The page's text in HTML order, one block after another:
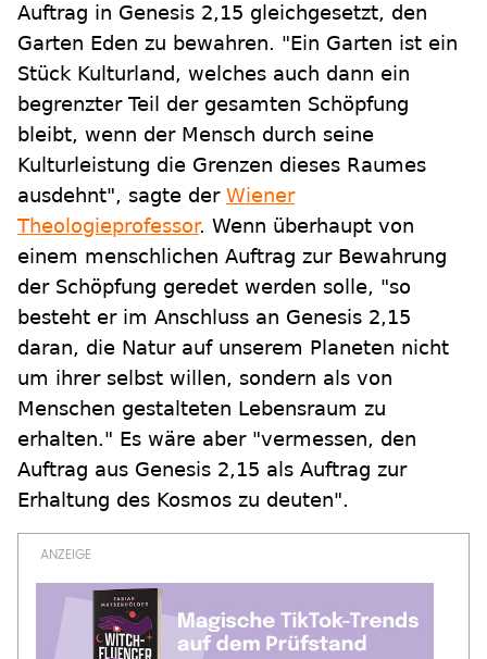
Auftrag in Genesis 2,15 gleichgesetzt, den
Garten Eden zu bewahren. "Ein Garten ist ein
Stück Kulturland, welches auch dann ein
begrenzter Teil der gesamten Schöpfung
bleibt, wenn der Mensch durch seine
Kulturleistung die Grenzen dieses Raumes
ausdehnt", sagte der Wiener
Theologieprofessor. Wenn überhaupt von
einem menschlichen Auftrag zur Bewahrung
der Schöpfung geredet werden solle, "so
besteht er im Anschluss an Genesis 2,15
daran, die Natur auf unserem Planeten nicht
um ihrer selbst willen, sondern als von
Menschen gestalteten Lebensraum zu
erhalten." Es wäre aber "vermessen, den
Auftrag aus Genesis 2,15 als Auftrag zur
Erhaltung des Kosmos zu deuten".